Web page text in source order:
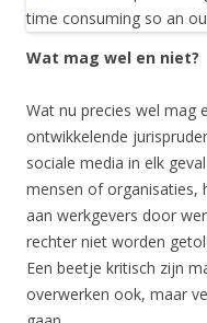
Wat mag wel en niet?
Wat nu precies wel mag
ontwikkelende
sociale media in elk
mensen of organisaties,
aan werkgevers door
rechter niet worden
Een beetje kritisch zijn
overwerken ook, maar